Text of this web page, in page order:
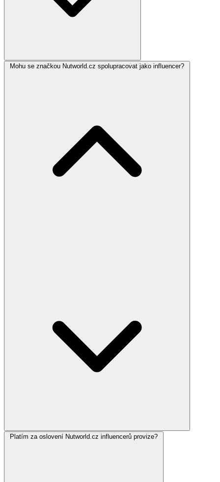
Mohu se značkou Nutworld.cz spolupracovat jako influencer?
Platím za oslovení Nutworld.cz influencerů provize?